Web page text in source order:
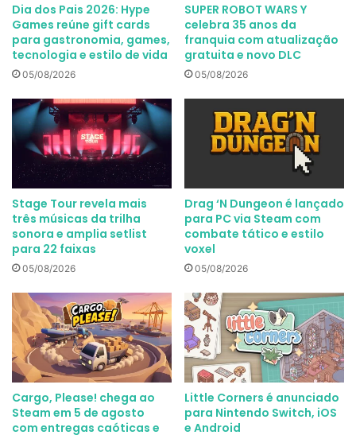
Dia dos Pais 2026: Hype
Games reúne gift cards
para gastronomia, games,
tecnologia e estilo de vida
05/08/2026
SUPER ROBOT WARS Y
celebra 35 anos da
franquia com atualização
gratuita e novo DLC
05/08/2026
Stage Tour revela mais
três músicas da trilha
sonora e amplia setlist
para 22 faixas
05/08/2026
Drag ‘N Dungeon é lançado
para PC via Steam com
combate tático e estilo
voxel
05/08/2026
Cargo, Please! chega ao
Steam em 5 de agosto
com entregas caóticas e
Little Corners é anunciado
para Nintendo Switch, iOS
e Android